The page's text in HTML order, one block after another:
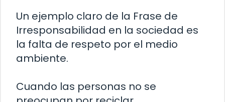
Un ejemplo claro de la Frase de
Irresponsabilidad en la sociedad es
la falta de respeto por el medio
ambiente.
Cuando las personas no se